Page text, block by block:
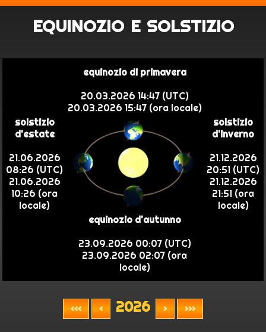
equinozio e solstizio
equinozio di primavera
20.03.2026 14:47 (UTC)
20.03.2026 15:47 (ora locale)
solstizio
d'estate
21.06.2026
08:26 (UTC)
21.06.2026
10:26 (ora
locale)
solstizio
d'inverno
21.12.2026
20:51 (UTC)
21.12.2026
21:51 (ora
locale)
equinozio d'autunno
23.09.2026 00:07 (UTC)
23.09.2026 02:07 (ora
locale)
2026